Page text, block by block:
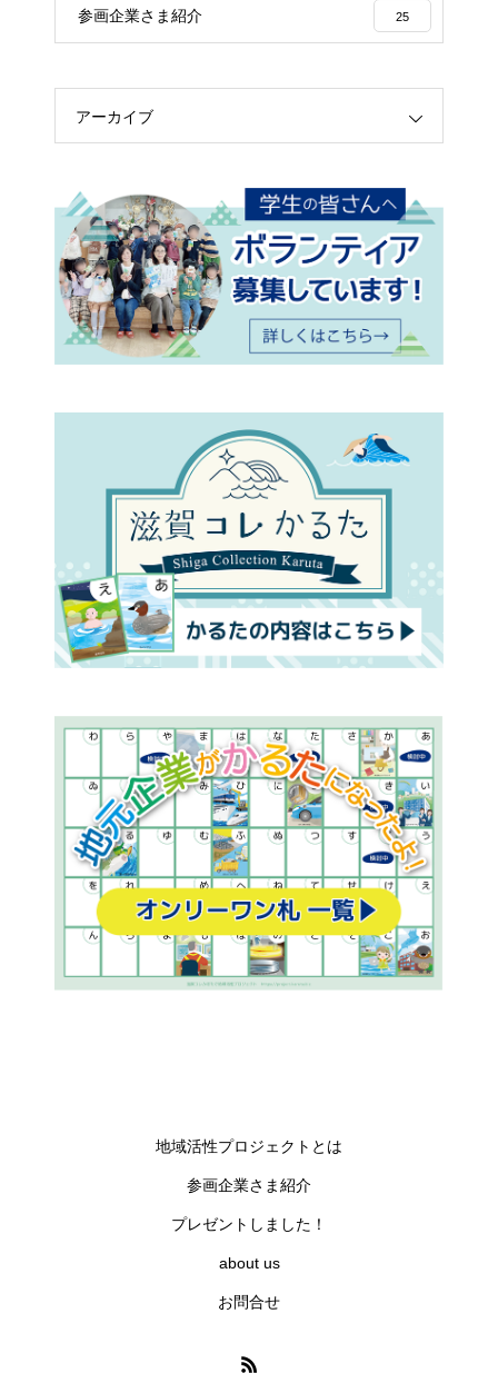
参画企業さま紹介 25
アーカイブ
地域活性プロジェクトとは
参画企業さま紹介
プレゼントしました！
about us
お問合せ